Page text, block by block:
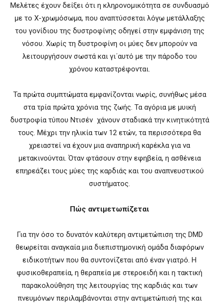
Μελέτες έχουν δείξει ότι η κληρονομικότητα σε συνδυασμό
με το Χ-χρωμόσωμα, που αναπτύσσεται λόγω μετάλλαξης
του γονίδιου της δυστροφίνης οδηγεί στην εμφάνιση της
νόσου. Χωρίς τη δυστροφίνη οι μύες δεν μπορούν να
λειτουργήσουν σωστά και γι΄αυτό με την πάροδο του
χρόνου καταστρέφονται.
Τα πρώτα συμπτώματα εμφανίζονται νωρίς, συνήθως μέσα
στα τρία πρώτα χρόνια της ζωής. Τα αγόρια με μυική
δυστροφία τύπου Ντισέν χάνουν σταδιακά την κινητικότητά
τους. Μέχρι την ηλικία των 12 ετών, τα περισσότερα θα
χρειαστεί να έχουν μια αναπηρική καρέκλα για να
μετακινούνται. Όταν φτάσουν στην εφηβεία, η ασθένεια
επηρεάζει τους μύες της καρδιάς και του αναπνευστικού
συστήματος.
Πώς αντιμετωπίζεται
Για την όσο το δυνατόν καλύτερη αντιμετώπιση της DMD
θεωρείται αναγκαία μια διεπιστημονική ομάδα διαφόρων
ειδικοτήτων που θα συντονίζεται από έναν γιατρό. Η
φυσικοθεραπεία, η θεραπεία με στεροειδή και η τακτική
παρακολούθηση της λειτουργίας της καρδιάς και των
πνευμόνων περιλαμβάνονται στην αντιμετώπισή της και